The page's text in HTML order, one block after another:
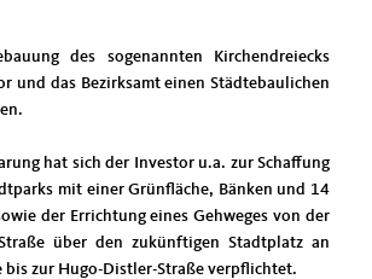
des sogenannten Kirchendreiecks
und das Bezirksamt einen Städtebaulichen
hat sich der Investor u.a. zur Schaffung
mit einer Grünfläche, Bänken und 14
der Errichtung eines Gehweges von der
über den zukünftigen Stadtplatz an
bis zur Hugo-Distler-Straße verpflichtet.